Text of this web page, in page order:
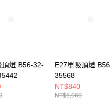
人或監護人之同意方可使用
引起之損失，本公司不負相關責
個別帳號之用戶狀況，依本公司即
不足之情形，本公司將視審查結果
頂燈 B56-32-
E27單吸頂燈
35568
NT$840
NT$5,060